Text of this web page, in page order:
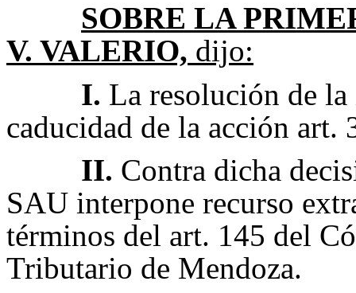
SOBRE LA
V. VALERIO, dijo:
I. La resolución de
caducidad de la acción art.
II. Contra dicha
SAU interpone recurso
términos del art. 145 del
Tributario de Mendoza.